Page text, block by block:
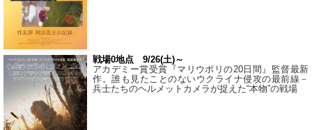
戦場0地点 9/26(土)～
アカデミー賞受賞『マリウポリの20日間』監督最新
作。誰も見たことのないウクライナ侵攻の最前線－
兵士たちのヘルメットカメラが捉えた“本物”の戦場